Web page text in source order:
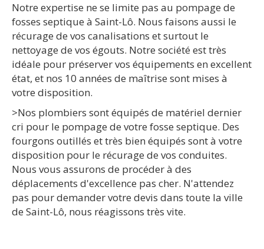
Notre expertise ne se limite pas au pompage de
fosses septique à Saint-Lô. Nous faisons aussi le
récurage de vos canalisations et surtout le
nettoyage de vos égouts. Notre société est très
idéale pour préserver vos équipements en excellent
état, et nos 10 années de maîtrise sont mises à
votre disposition.
>Nos plombiers sont équipés de matériel dernier
cri pour le pompage de votre fosse septique. Des
fourgons outillés et très bien équipés sont à votre
disposition pour le récurage de vos conduites.
Nous vous assurons de procéder à des
déplacements d'excellence pas cher. N'attendez
pas pour demander votre devis dans toute la ville
de Saint-Lô, nous réagissons très vite.